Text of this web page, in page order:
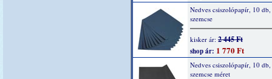
Nedves csiszolópapír, 10
szemcse
kisker ár: 2 445 Ft
shop ár: 1 770 Ft
Nedves csiszolópapír, 10
szemcse méret